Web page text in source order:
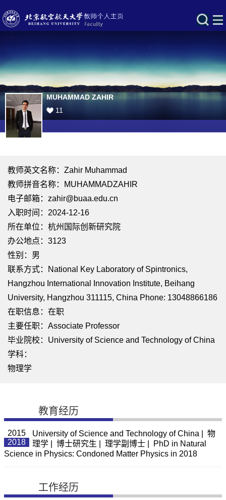
MUHAMMAD ZAHIR
11
教师英文名称：Zahir Muhammad
教师拼音名称：MUHAMMADZAHIR
电子邮箱： zahir@buaa.edu.cn
入职时间：2024-12-16
所在单位：杭州国际创新研究院
办公地点：3123
性别：男
联系方式：National Key Laboratory of Spintronics,
Hangzhou International Innovation Institute, Beihang
University, Hangzhou 311115, China Phone: 13048866186
在职信息：在职
主要任职：Associate Professor
毕业院校：University of Science and Technology of China
学科：
物理学
教育经历
2015
2018
University of Science and Technology of China | 物
理学 | 博士研究生 | 理学副博士 | PhD in Natural
Science in Physics: Condoned Matter Physics in 2018
工作经历